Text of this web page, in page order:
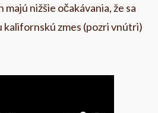
majú nižšie očakávania, že sa
kalifornskú zmes (pozri vnútri)